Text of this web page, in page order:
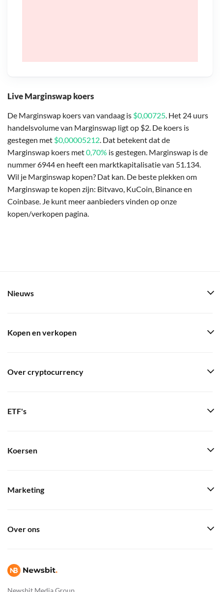
Live Marginswap koers
De Marginswap koers van vandaag is $0,00725 . Het 24 uurs
handelsvolume van Marginswap ligt op $2. De koers is
gestegen met $0,00005212 . Dat betekent dat de
Marginswap koers met0,70% is gestegen. Marginswap is de
nummer 6944 en heeft een marktkapitalisatie van 51.134.
Wil je Marginswap kopen? Dat kan. De beste plekken om
Marginswap te kopen zijn: Bitvavo, KuCoin, Binance en
Coinbase. Je kunt meer aanbieders vinden op onze
kopen/verkopen pagina.
Newsbit Media Group
Nieuws
Kopen en verkopen
Over cryptocurrency
ETF's
Koersen
Marketing
Over ons